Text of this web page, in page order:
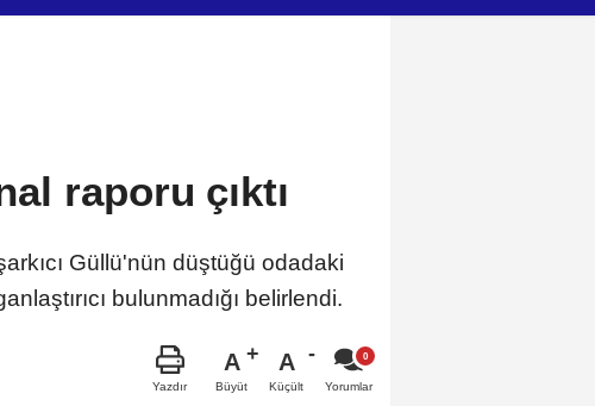
raporu çıktı
Güllü'nün düştüğü odadaki
bulunmadığı belirlendi.
Yazdır
A
Büyüt
A
Küçült Yorumlar